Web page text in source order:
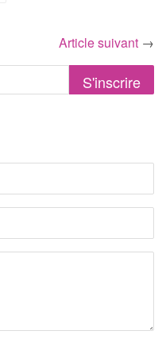
Article suivant →